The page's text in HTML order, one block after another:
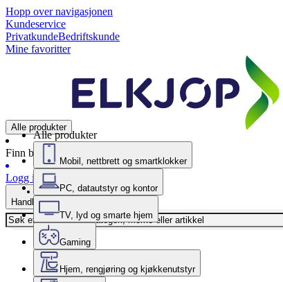
Hopp over navigasjonen
Kundeservice
PrivatkundeBedriftskunde
Mine favoritter
Alle produkter
Finn butikk
Logg inn
Handlekurv
Alle produkter
Mobil, nettbrett og smartklokker
PC, datautstyr og kontor
TV, lyd og smarte hjem
Gaming
Hjem, rengjøring og kjøkkenutstyr